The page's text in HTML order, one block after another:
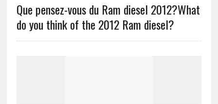
Que pensez-vous du Ram diesel 2012?What
do you think of the 2012 Ram diesel?